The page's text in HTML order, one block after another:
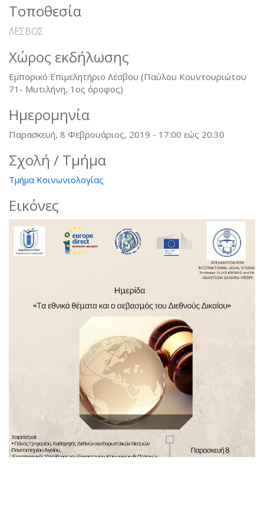
Τοποθεσία
ΛΈΣΒΟΣ
Χώρος εκδήλωσης
Εμπορικό Επιμελητήριο Λέσβου (Παύλου Κουντουριώτου
71- Μυτιλήνη, 1ος όροφος)
Ημερομηνία
Παρασκευή, 8 Φεβρουάριος, 2019 - 17:00 εώς 20:30
Σχολή / Τμήμα
Τμήμα Κοινωνιολογίας
Εικόνες